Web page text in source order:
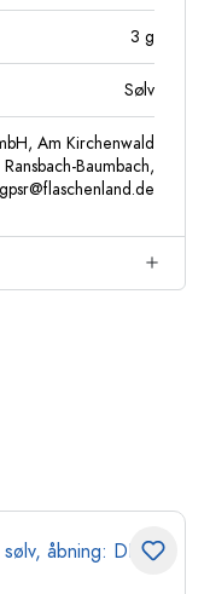
3 g
Sølv
Am Kirchenwald
Baumbach,
gpsr@flaschenland.de